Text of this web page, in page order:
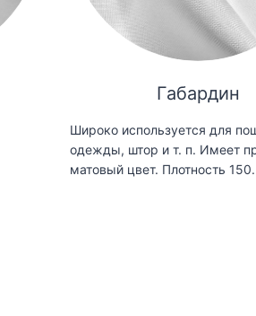
Габардин
Широко используется для
одежды, штор и т. п. Имеет
матовый цвет. Плотность 150.